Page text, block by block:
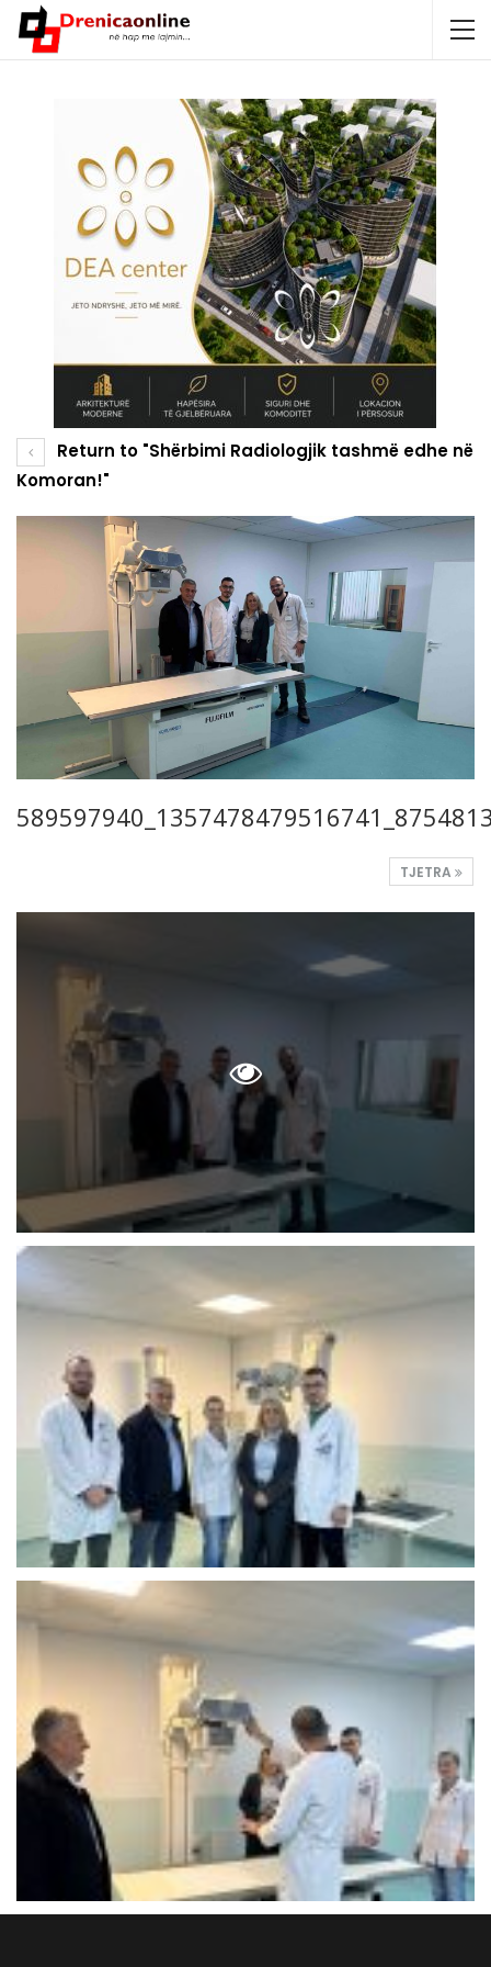
Return to "Shërbimi Radiologjik tashmë edhe në
Komoran!"
TJETRA